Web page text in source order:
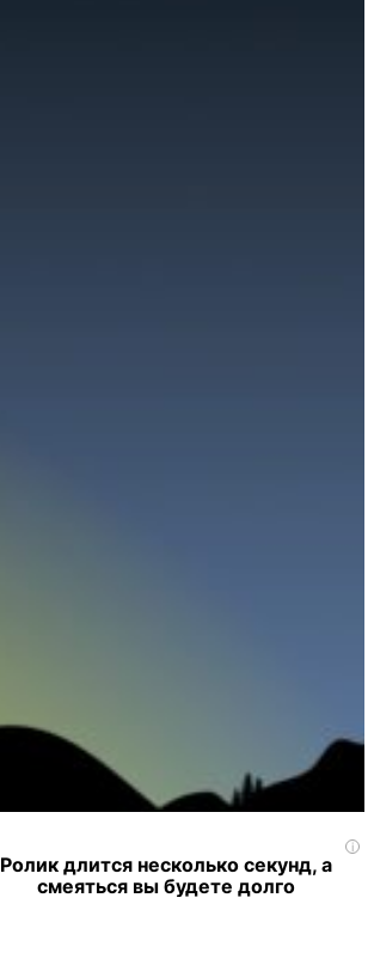
i
Ролик длится несколько секунд, а
смеяться вы будете долго